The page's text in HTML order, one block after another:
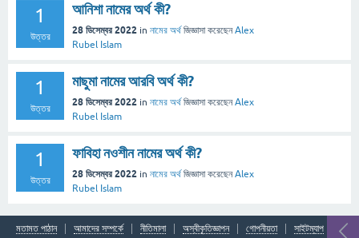
1
উত্তর
আনিশা নামের অর্থ কী?
28 ডিসেম্বর 2022 in নামের অর্থ জিজ্ঞাসা করেছেনAlex
Rubel Islam
1
উত্তর
মাছুমা নামের আরবি অর্থ কী?
28 ডিসেম্বর 2022 in নামের অর্থ জিজ্ঞাসা করেছেনAlex
Rubel Islam
1
উত্তর
ফাবিহা নওশীন নামের অর্থ কী?
28 ডিসেম্বর 2022 in নামের অর্থ জিজ্ঞাসা করেছেনAlex
Rubel Islam
মতামত পাঠান আমাদের সম্পর্কে নীতিমালা অস্বীকৃতিজ্ঞাপন গোপনীয়তা
সাইটম্যাপ